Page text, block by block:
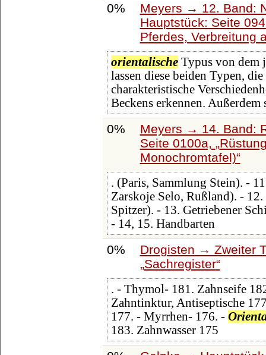
0%
Meyers → 12. Band:
Hauptstück: Seite
Pferdes, Verbreitung
orientalischeTypus von dem
lassen diese beiden Typen,
charakteristische
Beckens erkennen.
0%
Meyers → 14. Band:
Seite 0100a,
Monochromtafel)
. (Paris, Sammlung Stein). -
Zarskoje Selo, Rußland). -
Spitzer). - 13. Getriebener
- 14, 15. Handbarten
0%
Drogisten → Zweiter
Sachregister
. - Thymol- 181. Zahnseife
Zahntinktur, Antiseptische
177. - Myrrhen- 176. -
183. Zahnwasser 175